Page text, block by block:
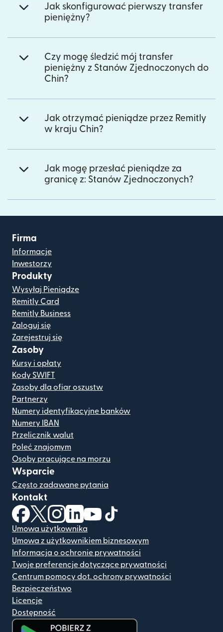
Jak skonfigurować pierwszy transfer
pieniężny?
Czy mogę śledzić mój transfer
pieniężny z Stanów Zjednoczonych do
Chin?
Jak otrzymać pieniądze przez Remitly
w kraju Chin?
Jak mogę przesłać pieniądze za
granicę z: Stanów Zjednoczonych?
Firma
Informacje
Inwestorzy
Produkty
Wysyłaj Pieniądze
Remitly Card
Remitly Business
Zaloguj się
Zarejestruj się
Zasoby
Kursy i opłaty
Kody SWIFT
Zasoby dla ofiar oszustw
Partnerzy
Numery identyfikacyjne banków
Numery IBAN
Przelicznik walut
Poleć znajomym
Osoby pracujące na morzu
Wsparcie
Często zadawane pytania
Kontakt
(otwiera się w nowym oknie)
(otwiera się w nowym oknie)
(otwiera się w nowym oknie)
(otwiera się w nowym oknie)
(otwiera się w nowym oknie)
Umowa użytkownika
Umowa z użytkownikiem biznesowym
Informacja o ochronie prywatności
Twoje preferencje dotyczące prywatności
Centrum pomocy dot. ochrony prywatności
Bezpieczeństwo
Licencje
Dostępność